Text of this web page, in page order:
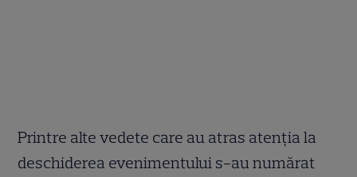
Printre alte vedete care au atras atenția la
deschiderea evenimentului s-au numărat